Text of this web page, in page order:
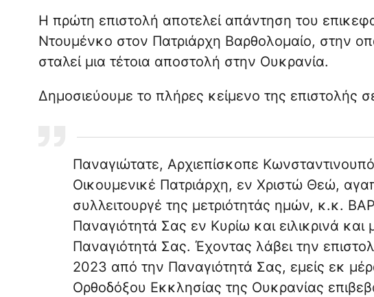
Η πρώτη επιστολή αποτελεί απάντηση του
Ντουμένκο στον Πατριάρχη Βαρθολομαίο, στην
σταλεί μια τέτοια αποστολή στην Ουκρανία.
Δημοσιεύουμε το πλήρες κείμενο της επιστολής
Παναγιώτατε, Αρχιεπίσκοπε
Οικουμενικέ Πατριάρχη, εν Χριστώ Θεώ,
συλλειτουργέ της μετριότητάς ημών, κ.κ.
Παναγιότητά Σας εν Κυρίω και ειλικρινά και
Παναγιότητά Σας. Έχοντας λάβει την
2023 από την Παναγιότητά Σας, εμείς εκ
Ορθοδόξου Εκκλησίας της Ουκρανίας